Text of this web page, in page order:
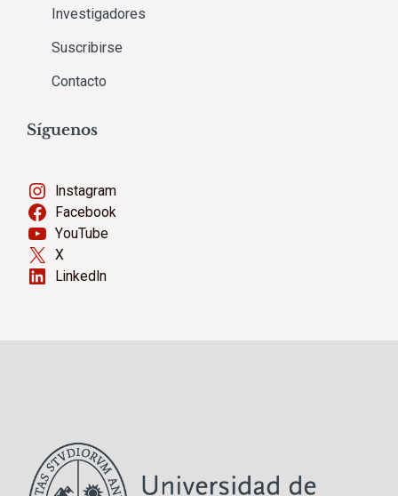
Investigadores
Suscribirse
Contacto
Síguenos
Instagram
Facebook
YouTube
X
LinkedIn